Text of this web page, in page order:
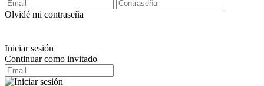
Olvidé mi contraseña
Iniciar sesión
Continuar como invitado